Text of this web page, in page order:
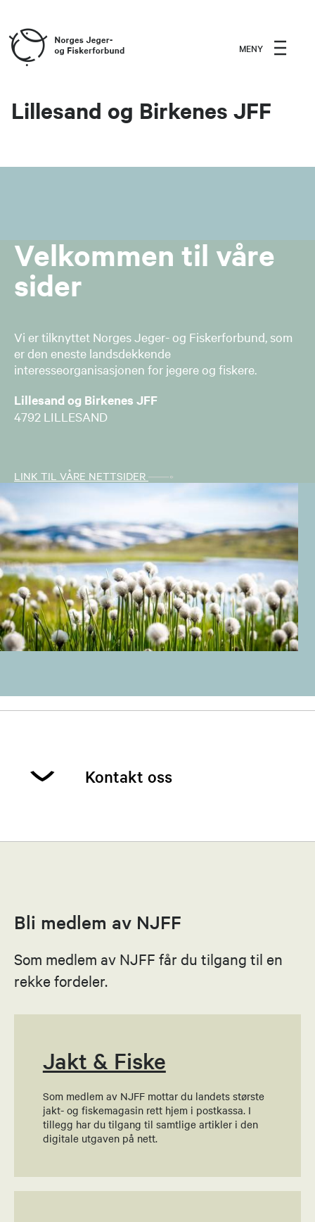
MENY
Lillesand og Birkenes JFF
Velkommen til våre
sider
Vi er tilknyttet Norges Jeger- og Fiskerforbund, som
er den eneste landsdekkende
interesseorganisasjonen for jegere og fiskere.
Lillesand og Birkenes JFF
4792 LILLESAND
LINK TIL VÅRE NETTSIDER
Kontakt oss
Send epost
Roy Arne Mikkelsen
Send epost
Tor Martin Buene
Leder jaktutvalg
Send epost
Bli medlem av NJFF
Som medlem av NJFF får du tilgang til en
rekke fordeler.
Jakt & Fiske
Som medlem av NJFF mottar du landets største
jakt- og fiskemagasin rett hjem i postkassa. I
tillegg har du tilgang til samtlige artikler i den
digitale utgaven på nett.